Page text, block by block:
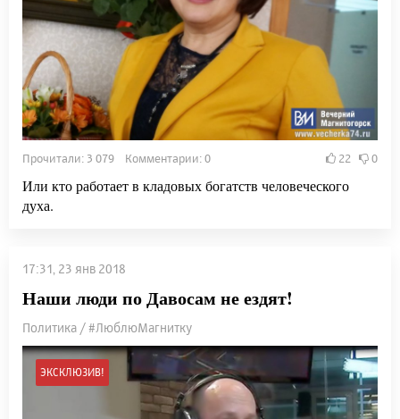
Прочитали: 3 079 Комментарии: 0 22 0
Или кто работает в кладовых богатств человеческого
духа.
17:31, 23 янв 2018
Наши люди по Давосам не ездят!
Политика / #ЛюблюМагнитку
ЭКСКЛЮЗИВ!